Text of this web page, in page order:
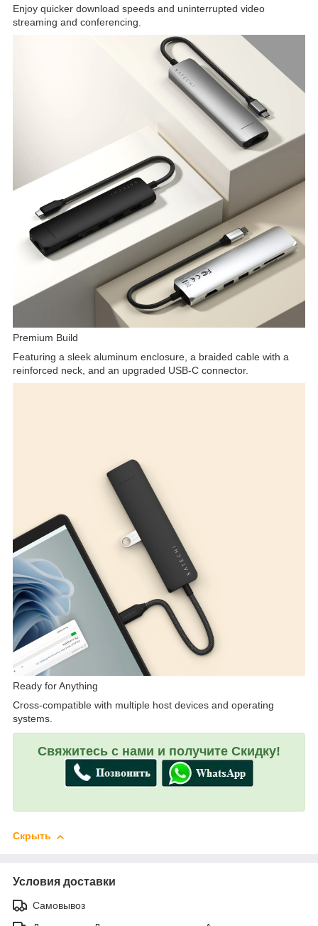
Enjoy quicker download speeds and uninterrupted video
streaming and conferencing.
Premium Build
Featuring a sleek aluminum enclosure, a braided cable with a
reinforced neck, and an upgraded USB-C connector.
Ready for Anything
Cross-compatible with multiple host devices and operating
systems.
Свяжитесь с нами и получите Скидку!
Скрыть
Условия доставки
Самовывоз